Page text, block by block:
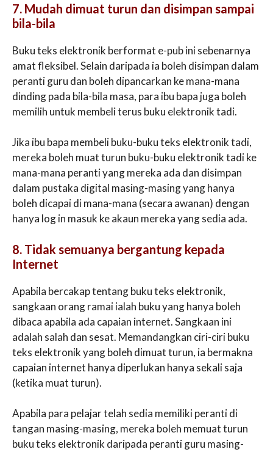
7. Mudah dimuat turun dan disimpan sampai
bila-bila
Buku teks elektronik berformat e-pub ini sebenarnya
amat fleksibel. Selain daripada ia boleh disimpan dalam
peranti guru dan boleh dipancarkan ke mana-mana
dinding pada bila-bila masa, para ibu bapa juga boleh
memilih untuk membeli terus buku elektronik tadi.
Jika ibu bapa membeli buku-buku teks elektronik tadi,
mereka boleh muat turun buku-buku elektronik tadi ke
mana-mana peranti yang mereka ada dan disimpan
dalam pustaka digital masing-masing yang hanya
boleh dicapai di mana-mana (secara awanan) dengan
hanya log in masuk ke akaun mereka yang sedia ada.
8. Tidak semuanya bergantung kepada
Internet
Apabila bercakap tentang buku teks elektronik,
sangkaan orang ramai ialah buku yang hanya boleh
dibaca apabila ada capaian internet. Sangkaan ini
adalah salah dan sesat. Memandangkan ciri-ciri buku
teks elektronik yang boleh dimuat turun, ia bermakna
capaian internet hanya diperlukan hanya sekali saja
(ketika muat turun).
Apabila para pelajar telah sedia memiliki peranti di
tangan masing-masing, mereka boleh memuat turun
buku teks elektronik daripada peranti guru masing-